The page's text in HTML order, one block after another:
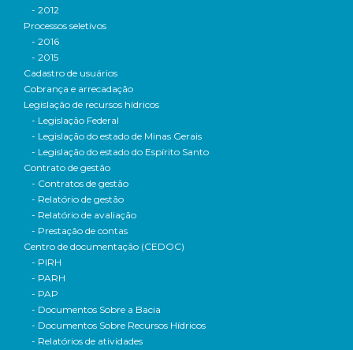
- 2012
Processos seletivos
- 2016
- 2015
Cadastro de usuários
Cobrança e arrecadação
Legislação de recursos hídricos
- Legislação Federal
- Legislação do estado de Minas Gerais
- Legislação do estado do Espírito Santo
Contrato de gestão
- Contratos de gestão
- Relatório de gestão
- Relatório de avaliação
- Prestação de contas
Centro de documentação (CEDOC)
- PIRH
- PARH
- PAP
- Documentos Sobre a Bacia
- Documentos Sobre Recursos Hídricos
- Relatórios de atividades